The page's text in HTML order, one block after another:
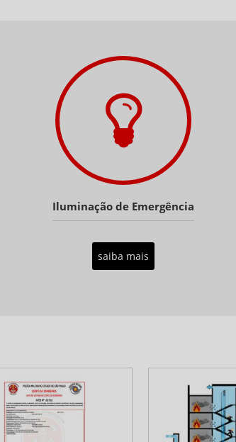
Iluminação de Emergência
saiba mais